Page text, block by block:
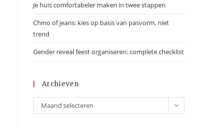
Je huis comfortabeler maken in twee stappen
Chino of jeans: kies op basis van pasvorm, niet
trend
Gender reveal feest organiseren: complete checklist
Archieven
Archieven
Maand selecteren